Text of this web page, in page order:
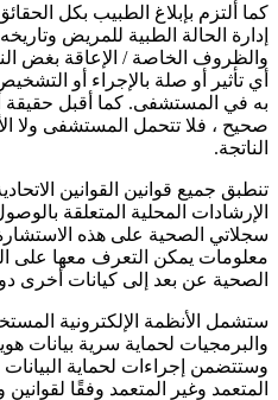
كما ألتزم بإبلاغ الطبيب بكل
إدارة الحالة الطبية للمريض
والظروف الخاصة / الإعاقة بغض
أي تأثير أو صلة بالإجراء أو
به في المستشفى. كما أقبل حقيقة
صحيح ، فلا تتحمل المستشفى ولا
الناتجة.
تنطبق جميع قوانين القوانين
الإرشادات المحلية المتعلقة
سجلاتي الصحية على هذه
معلومات يمكن التعرف معها على
الصحية عن بعد إلى كيانات أخرى
ستشمل الأنظمة الإلكترونية
والبرمجيات لحماية سرية بيانات
وستتضمن إجراءات لحماية
المتعمد وغير المتعمد وفقًا لقوانين